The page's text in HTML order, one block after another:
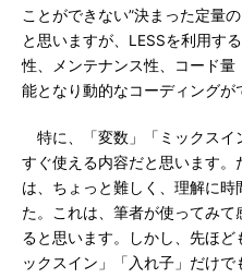
ことができない”決まった定量
と思いますが、LESSを利用す
性、メンテナンス性、コード
能となり動的なコーディングが
特に、「変数」「ミックスイ
すぐ使える内容だと思います
は、ちょっと難しく、理解に
た。これは、筆者が使ってみ
ると思います。しかし、先ほど
ックスイン」「入れ子」だけ